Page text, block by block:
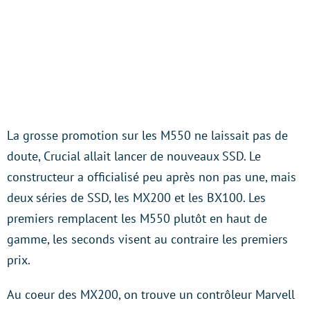
La grosse promotion sur les M550 ne laissait pas de
doute, Crucial allait lancer de nouveaux SSD. Le
constructeur a officialisé peu après non pas une, mais
deux séries de SSD, les MX200 et les BX100. Les
premiers remplacent les M550 plutôt en haut de
gamme, les seconds visent au contraire les premiers
prix.
Au coeur des MX200, on trouve un contrôleur Marvell